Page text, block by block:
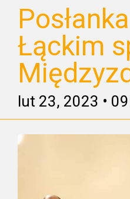
Łąckim
lut 23, 2023 •